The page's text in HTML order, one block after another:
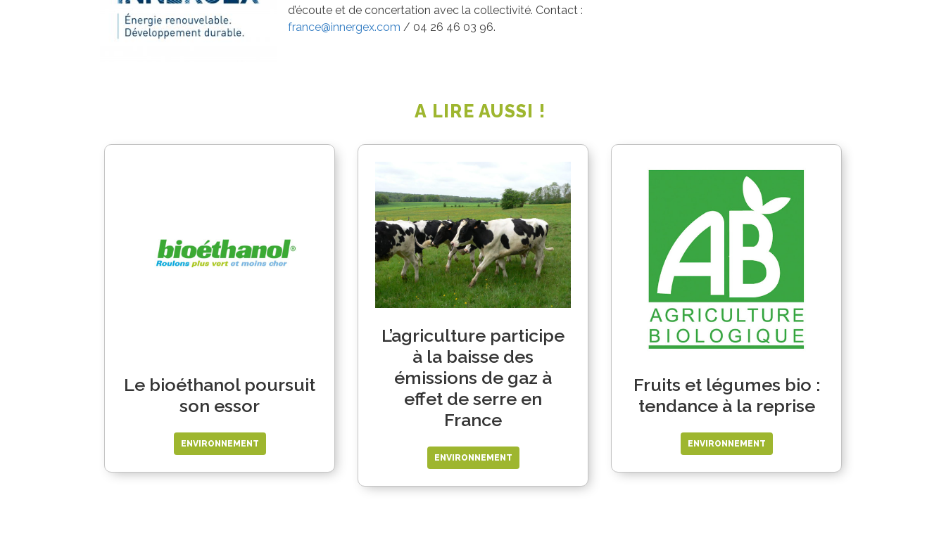
d’écoute et de concertation avec la collectivité. Contact :
france@innergex.com / 04 26 46 03 96.
A LIRE AUSSI !
Le bioéthanol poursuit
son essor
ENVIRONNEMENT
L’agriculture participe
à la baisse des
émissions de gaz à
effet de serre en
France
ENVIRONNEMENT
Fruits et légumes bio :
tendance à la reprise
ENVIRONNEMENT